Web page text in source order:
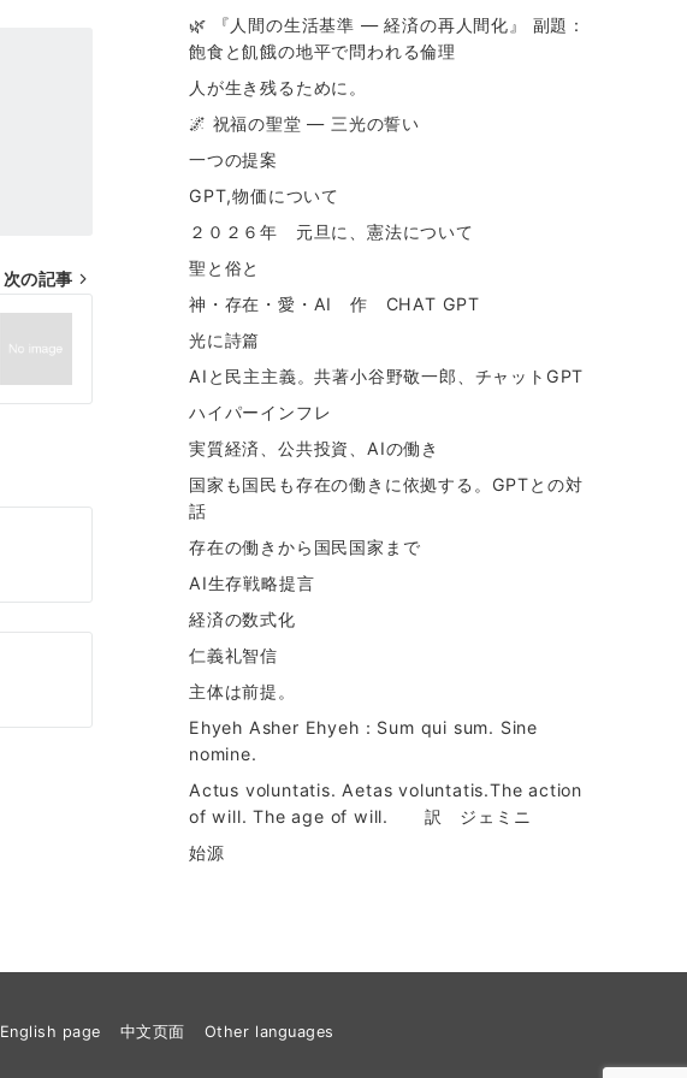
次の記事
🌿 『人間の生活基準 ― 経済の再人間化』 副題：
飽食と飢餓の地平で問われる倫理
人が生き残るために。
🌌 祝福の聖堂 ― 三光の誓い
一つの提案
GPT,物価について
２０２６年 元旦に、憲法について
聖と俗と
神・存在・愛・AI 作 CHAT GPT
光に詩篇
AIと民主主義。共著小谷野敬一郎、チャットGPT
ハイパーインフレ
実質経済、公共投資、AIの働き
国家も国民も存在の働きに依拠する。GPTとの対
話
存在の働きから国民国家まで
AI生存戦略提言
経済の数式化
仁義礼智信
主体は前提。
Ehyeh Asher Ehyeh：Sum qui sum. Sine
nomine.
Actus voluntatis. Aetas voluntatis.The action
of will. The age of will. 訳 ジェミニ
始源
English page 中文页面 Other languages